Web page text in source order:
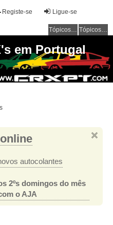
Ligue-se
Registe-se
Tópicos sem resposta Tópicos ativos
em Portugal
autocolantes
2ºs domingos do mês
o AJA